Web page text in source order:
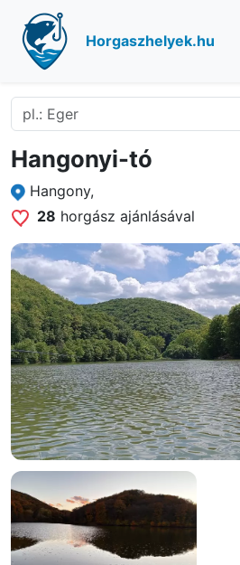
Horgaszhelyek.hu
Hangonyi-tó
Hangony,
28 horgász ajánlásával